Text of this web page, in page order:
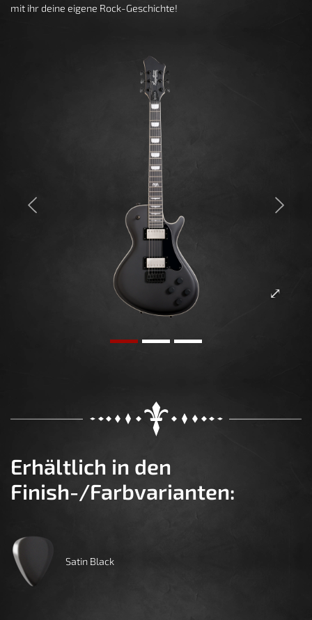
mit ihr deine eigene Rock-Geschichte!
Previous Next
Erhältlich in den
Finish-/Farbvarianten:
Satin Black